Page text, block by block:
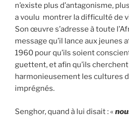
n’existe plus d’antagonisme,
a voulu montrer la difficulté de
Son œuvre s’adresse à toute
message qu’il lance aux jeunes
1960 pour qu’ils soient
guettent, et afin qu’ils
harmonieusement les cultures
imprégnés.
Senghor, quand à lui disait : «